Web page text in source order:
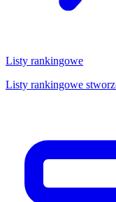
Listy rankingowe
Listy rankingowe